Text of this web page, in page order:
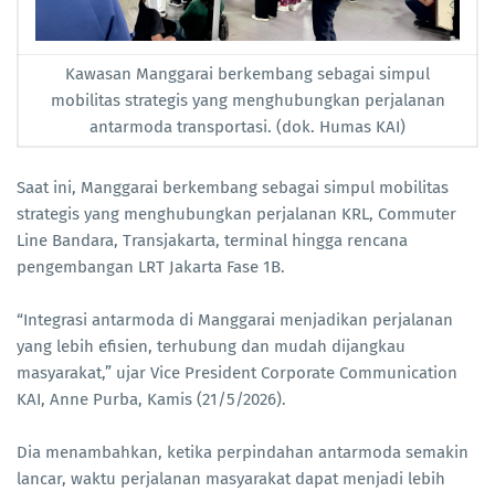
Kawasan Manggarai berkembang sebagai simpul
mobilitas strategis yang menghubungkan perjalanan
antarmoda transportasi. (dok. Humas KAI)
Saat ini, Manggarai berkembang sebagai simpul mobilitas
strategis yang menghubungkan perjalanan KRL, Commuter
Line Bandara, Transjakarta, terminal hingga rencana
pengembangan LRT Jakarta Fase 1B.
“Integrasi antarmoda di Manggarai menjadikan perjalanan
yang lebih efisien, terhubung dan mudah dijangkau
masyarakat,” ujar Vice President Corporate Communication
KAI, Anne Purba, Kamis (21/5/2026).
Dia menambahkan, ketika perpindahan antarmoda semakin
lancar, waktu perjalanan masyarakat dapat menjadi lebih